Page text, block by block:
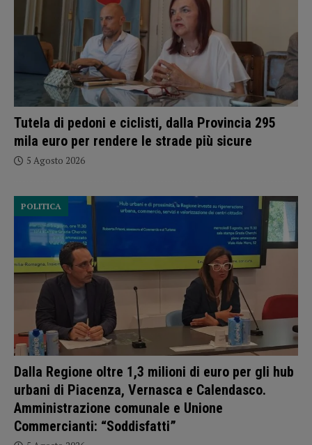
Tutela di pedoni e ciclisti, dalla Provincia 295
mila euro per rendere le strade più sicure
5 Agosto 2026
Dalla Regione oltre 1,3 milioni di euro per gli hub
urbani di Piacenza, Vernasca e Calendasco.
Amministrazione comunale e Unione
Commercianti: “Soddisfatti”
POLITICA